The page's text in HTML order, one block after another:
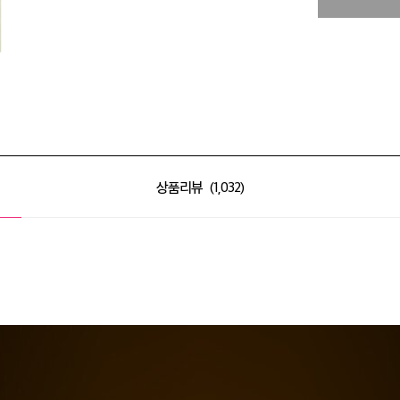
상품리뷰 1,032